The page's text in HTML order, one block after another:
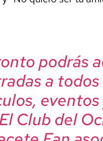
podrás
a todos
Club del